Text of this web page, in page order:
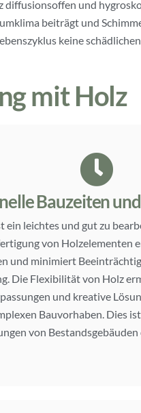
und
beiträgt und
keine
mit Holz
Bauzeiten
ein leichtes und gut zu
von Holzelementen
und minimiert
Die Flexibilität von Holz
und kreative
Bauvorhaben. Dies
von